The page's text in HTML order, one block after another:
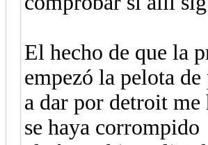
El hecho de que la
empezó la pelota de
a dar por detroit me
se haya corrompido